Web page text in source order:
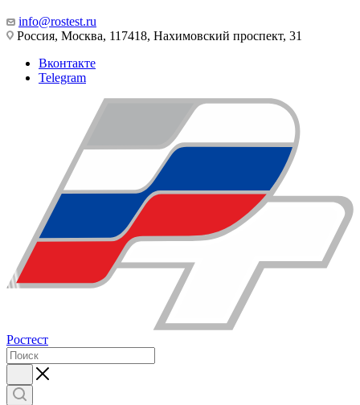
info@rostest.ru
Россия, Москва, 117418, Нахимовский проспект, 31
Вконтакте
Telegram
Ростест